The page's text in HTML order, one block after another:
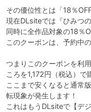
その優位性とは「18％
現在DLsiteでは『ひみつ
同時に全作品対象の18％
このクーポンは、予約中
つまりこのクーポンを利
ころを1,172円（税込）で
ここまで安くなると通常
転現象が発生します！
これはもうDLsiteで【デ